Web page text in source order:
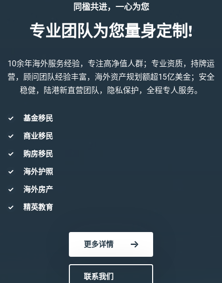
同楹共进，一心为您
专业团队为您量身定制!
10余年海外服务经验，专注高净值人群；专业资质，持牌运
营，顾问团队经验丰富，海外资产规划额超15亿美金；安全
稳健，陆港新直营团队，隐私保护，全程专人服务。
基金移民
商业移民
购房移民
海外护照
海外房产
精英教育
更多详情
联系我们